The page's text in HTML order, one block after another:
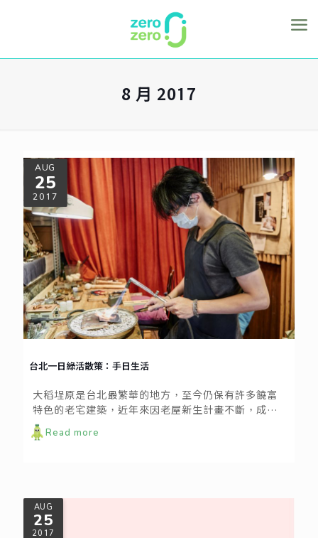
8 月 2017
AUG
25
2017
台北一日綠活散策：手日生活
大稻埕原是台北最繁華的地方，至今仍保有許多饒富
特色的老宅建築，近年來因老屋新生計畫不斷，成為
年輕人的創業基地。而生態永續、公平交易、友善農
業等，都是這些新興創業者所共通的價值，也形成了
Read more
AUG
25
2017